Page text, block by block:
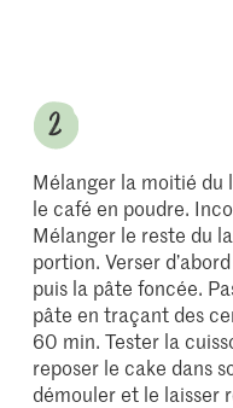
Mélanger la moitié du
le café en poudre.
Mélanger le reste du
portion. Verser
puis la pâte foncée.
pâte en traçant des
60 min. Tester la
reposer le cake dans
démouler et le laisser